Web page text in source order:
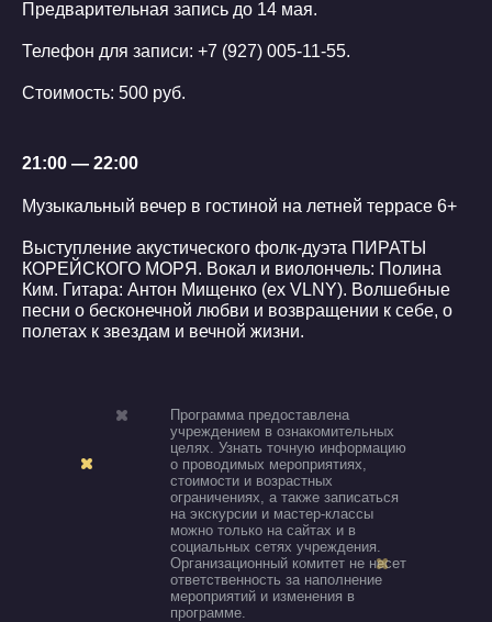
Предварительная запись до 14 мая.
Телефон для записи: +7 (927) 005-11-55.
Стоимость: 500 руб.
21:00 — 22:00
Музыкальный вечер в гостиной на летней террасе 6+
Выступление акустического фолк-дуэта ПИРАТЫ
КОРЕЙСКОГО МОРЯ. Вокал и виолончель: Полина
Ким. Гитара: Антон Мищенко (ex VLNY). Волшебные
песни о бесконечной любви и возвращении к себе, о
полетах к звездам и вечной жизни.
Программа предоставлена
учреждением в ознакомительных
целях. Узнать точную информацию
о проводимых мероприятиях,
стоимости и возрастных
ограничениях, а также записаться
на экскурсии и мастер-классы
можно только на сайтах и в
социальных сетях учреждения.
Организационный комитет не несет
ответственность за наполнение
мероприятий и изменения в
программе.